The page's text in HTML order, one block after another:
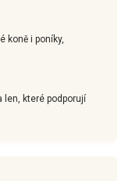
koně i poníky,
len, které podporují